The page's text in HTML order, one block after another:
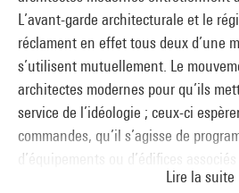
Du néo-primitivisme au cubo-
(commissaire de l'exposition : Angela
Salle 3
Le « loubok » patriotique
(commissaires de l'exposition :
Champion, Louise Legeleux et
Traverse 3
L’avant-garde architecturale et le
réclament en effet tous deux d’une
s’utilisent mutuellement. Le
architectes modernes pour qu’ils
service de l’idéologie ; ceux-ci
commandes, qu’il s’agisse de
d’équipements ou d’édifices
des débuts, les protagonistesLire la suite